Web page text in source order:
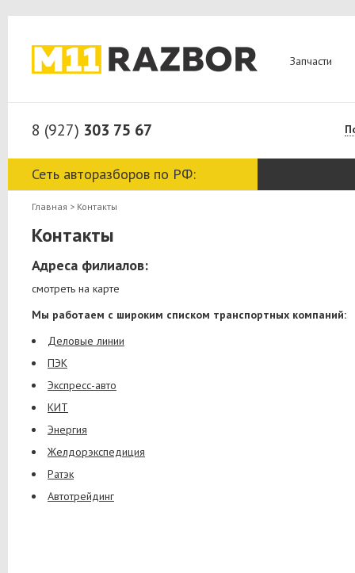
Запчасти
8 (927) 303 75 67
Сеть авторазборов по РФ:
Главная > Контакты
Контакты
Адреса филиалов:
смотреть на карте
Мы работаем с широким списком транспортных компаний:
Деловые линии
ПЭК
Экспресс-авто
КИТ
Энергия
Желдорэкспедиция
Ратэк
Автотрейдинг